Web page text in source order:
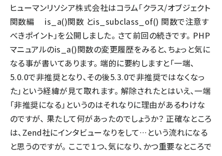
ヒューマンリソシア株式会社はコラム「クラス/オブジェクト
関数編 is_a()関数 とis_subclass_of() 関数で注意す
べきポイント」を公開しました。 さて前回の続きです。 PHP
マニュアルのis_a()関数の変更履歴をみると、ちょっと気に
なる事が書いてあります。 端的に要約しますと「一端、
5.0.0で非推奨となり、その後5.3.0で非推奨ではなくなっ
た」という経緯が見て取れます。 解除されたとはいえ、一端
「非推奨になる」というのはそれなりに理由があるわけな
のですが、 果たして何があったのでしょうか？ 正確なところ
は、Zend社にインタビューなりをして…という流れになる
と思うのですが。 ここで１つ、気になり、かつ重要なところで